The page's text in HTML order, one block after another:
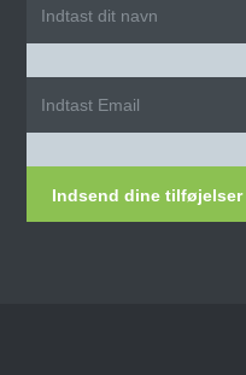
Indsend dine tilføjelser